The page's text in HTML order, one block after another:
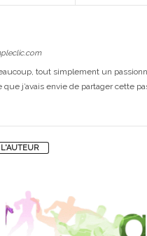
tout simplement un
j’avais envie de partager cette